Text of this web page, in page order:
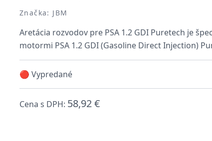
Značka: JBM
Aretácia rozvodov pre PSA 1.2 GDI Puretech je
motormi PSA 1.2 GDI (Gasoline Direct Injection)
🔴 Vypredané
Cena s DPH: 58,92 €